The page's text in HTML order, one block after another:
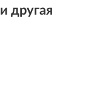
другая